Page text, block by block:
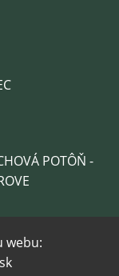
POTÔŇ -
webu: